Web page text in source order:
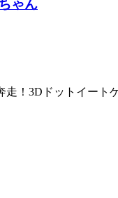
ゃん
走！3Dドットイート